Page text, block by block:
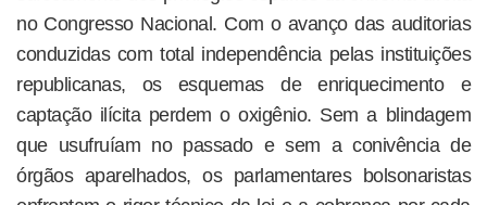
no Congresso Nacional. Com o avanço das auditorias
conduzidas com total independência pelas instituições
republicanas, os esquemas de enriquecimento e
captação ilícita perdem o oxigênio. Sem a blindagem
que usufruíam no passado e sem a conivência de
órgãos aparelhados, os parlamentares bolsonaristas